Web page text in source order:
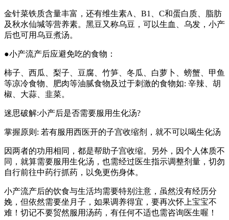
金针菜铁质含量丰富，还有维生素A、B1、C和蛋白质、脂肪
及秋水仙堿等营养素。黑豆又称乌豆，可以生血、乌发，小产
后也可用乌豆煮汤。
●小产流产后应避免吃的食物：
柿子、西瓜、梨子、豆腐、竹笋、冬瓜、白萝卜、螃蟹、甲鱼
等凉冷食物、肥肉等油腻食物及过于刺激的食物如: 辛辣、胡
椒、大蒜、韭菜。
迷思破解:小产后是否需要服用生化汤?
掌握原则: 若有服用西医开的子宫收缩剂，就不可以喝生化汤
因两者的功用相同，都是帮助子宫收缩。另外，因个人体质不
同，就算需要服用生化汤，也需经过医生指示调整剂量，切勿
自行前往中药行抓药，以免更伤身体。
小产流产后的饮食与生活均需要特别注意，虽然没有经历分
娩，但依然需要坐月子，如果调养得宜，要再次怀上宝宝不
难！切记不要贸然服用汤药，有任何不适也需咨询医生喔！